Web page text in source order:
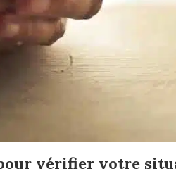
vérifier votre